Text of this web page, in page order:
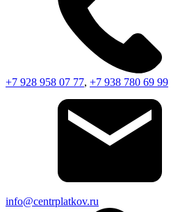
+7 928 958 07 77, +7 938 780 69 99
info@centrplatkov.ru